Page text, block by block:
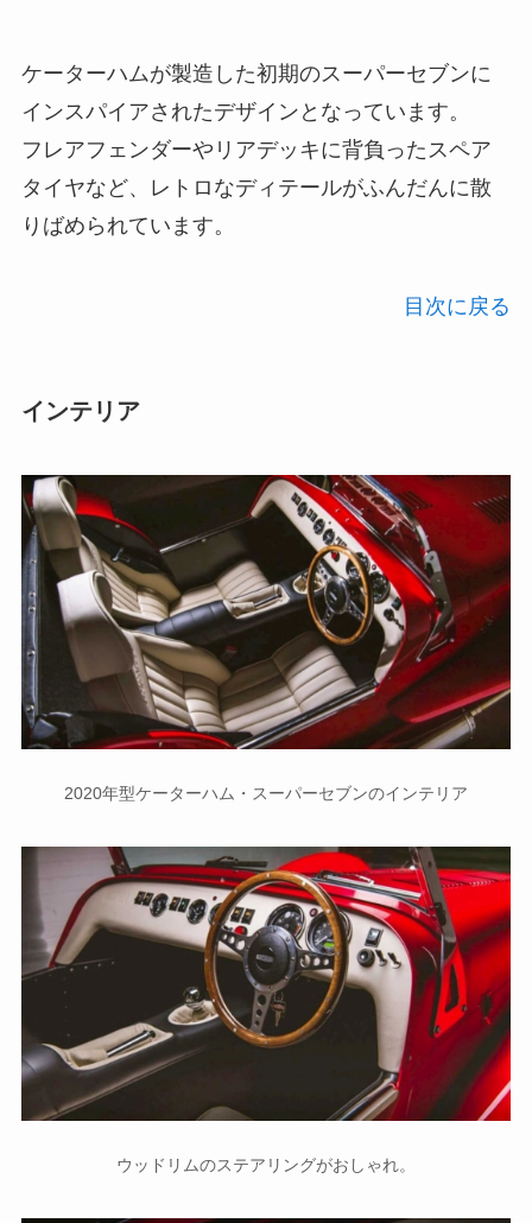
ケーターハムが製造した初期のスーパーセブンに
インスパイアされたデザインとなっています。
フレアフェンダーやリアデッキに背負ったスペア
タイヤなど、レトロなディテールがふんだんに散
りばめられています。
目次に戻る
インテリア
2020年型ケーターハム・スーパーセブンのインテリア
ウッドリムのステアリングがおしゃれ。